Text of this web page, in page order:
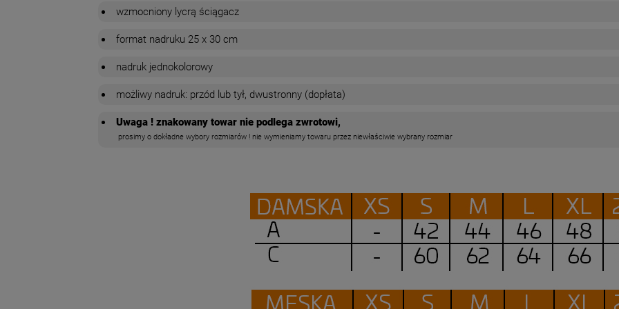
wzmocniony lycrą ściągacz
format nadruku 25 x 30 cm
nadruk jednokolorowy
możliwy nadruk: przód lub tył, dwustronny (dopłata)
Uwaga ! znakowany towar nie podlega zwrotowi,
prosimy o dokładne wybory rozmiarów ! nie wymieniamy towaru przez niewłaściwie wybrany rozmiar